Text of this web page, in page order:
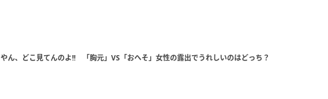
やん、どこ見てんのよ!! 「胸元」VS「おへそ」女性の露出でうれしいのはどっち？